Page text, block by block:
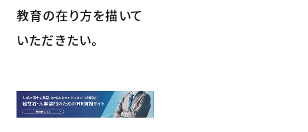
教育の在り方を描いて
いただきたい。